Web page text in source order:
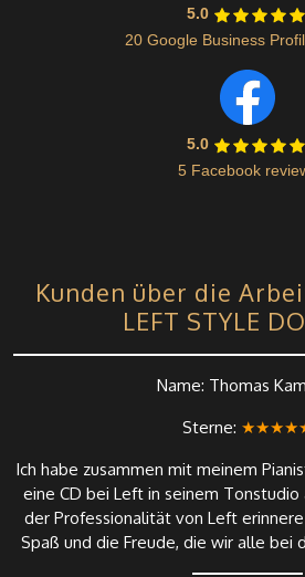
5.0
20 Google Business
5.0
5 Facebook
Kunden über die
LEFT STYLE
Name: Thomas
Sterne:
Ich habe zusammen mit meinem
eine CD bei Left in seinem
der Professionalität von Left
Spaß und die Freude, die wir alle bei